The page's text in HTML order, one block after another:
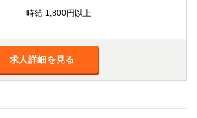
時給 1,800円以上
求人詳細を見る